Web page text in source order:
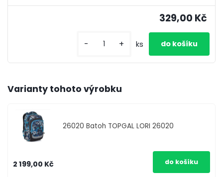
329,00 Kč
- + ks
Varianty tohoto výrobku
26020 Batoh TOPGAL LORI 26020
2 199,00 Kč